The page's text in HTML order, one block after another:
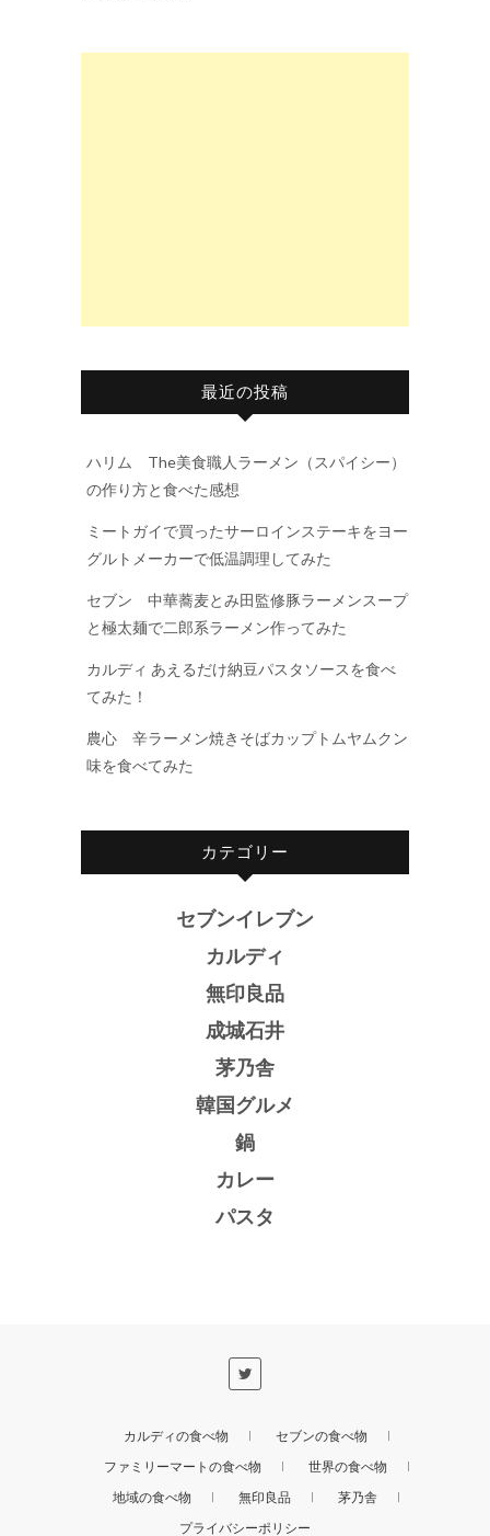
最近の投稿
ハリム The美食職人ラーメン（スパイシー）
の作り方と食べた感想
ミートガイで買ったサーロインステーキをヨー
グルトメーカーで低温調理してみた
セブン 中華蕎麦とみ田監修豚ラーメンスープ
と極太麺で二郎系ラーメン作ってみた
カルディ あえるだけ納豆パスタソースを食べ
てみた！
農心 辛ラーメン焼きそばカップトムヤムクン
味を食べてみた
カテゴリー
セブンイレブン
カルディ
無印良品
成城石井
茅乃舎
韓国グルメ
鍋
カレー
パスタ
カルディの食べ物
セブンの食べ物
ファミリーマートの食べ物
世界の食べ物
地域の食べ物
無印良品
茅乃舎
プライバシーポリシー